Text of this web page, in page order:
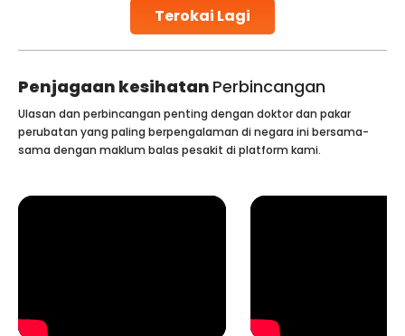
Terokai Lagi
Penjagaan kesihatan Perbincangan
Ulasan dan perbincangan penting dengan doktor dan pakar
perubatan yang paling berpengalaman di negara ini bersama-
sama dengan maklum balas pesakit di platform kami.